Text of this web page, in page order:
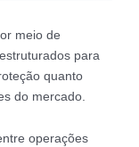
meio de
para
quanto
do mercado.
operações